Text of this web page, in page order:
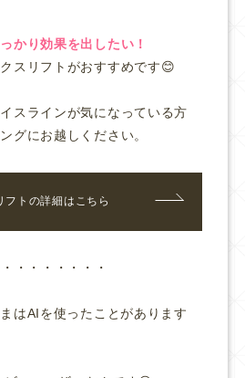
かり効果を出したい！
スリフトがおすすめです😊
スラインが気になっている方
グにお越しください。
フトの詳細はこちら
・・・・・・・・
はAIを使ったことがあります